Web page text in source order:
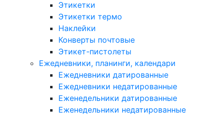
Этикетки
Этикетки термо
Наклейки
Конверты почтовые
Этикет-пистолеты
Ежедневники, планинги, календари
Ежедневники датированные
Ежедневники недатированные
Еженедельники датированные
Еженедельники недатированные